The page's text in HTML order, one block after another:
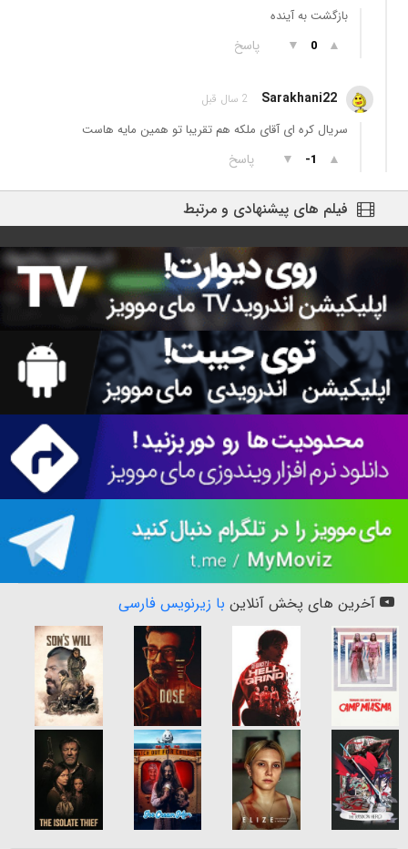
بازگشت به آینده
▲
0
▼ پاسخ
Sarakhani22 2 سال قبل
سریال کره ای آقای ملکه هم تقریبا تو همین مایه هاست
▲
-1
▼ پاسخ
فیلم های پیشنهادی و مرتبط
آخرین های پخش آنلاین با زیرنویس فارسی